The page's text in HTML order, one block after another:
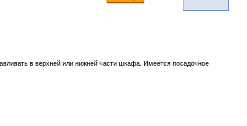
в верхней или нижней части шкафа. Имеется посадочное